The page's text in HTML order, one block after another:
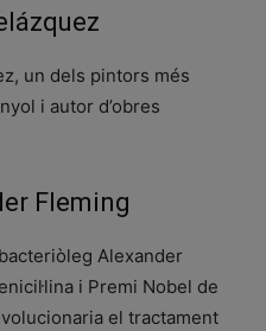
un dels pintors més
i autor d’obres
Fleming
Alexander
i Premi Nobel de
el tractament